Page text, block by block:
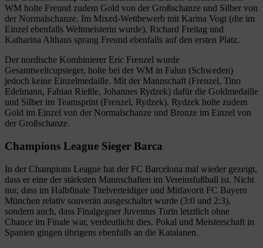
WM holte Freund zudem Gold von der Großschanze und Silber von
der Normalschanze. Im Mixed-Wettbewerb mit Karina Vogt (die im
Einzel ebenfalls Weltmeisterin wurde), Richard Freitag und
Katharina Althaus sprang Freund ebenfalls auf den ersten Platz.
Der nordische Kombinierer Eric Frenzel wurde
Gesamtweltcupsieger, holte bei der WM in Falun (Schweden)
jedoch keine Einzelmedaille. Mit der Mannschaft (Frenzel, Tino
Edelmann, Fabian Rießle, Johannes Rydzek) dafür die Goldmedaille
und Silber im Teamsprint (Frenzel, Rydzek). Rydzek holte zudem
Gold im Einzel von der Normalschanze und Bronze im Einzel von
der Großschanze.
Champions League Sieger Barca
In der Champions League hat der FC Barcelona mal wieder gezeigt,
dass er eine der stärksten Mannschaften im Vereinsfußball ist. Nicht
nur, dass im Halbfinale Titelverteidiger und Mitfavorit FC Bayern
München relativ souverän ausgeschaltet wurde (3:0 und 2:3),
sondern auch, dass Finalgegner Juventus Turin letztlich ohne
Chance im Finale war, verdeutlicht dies. Pokal und Meisterschaft in
Spanien gingen übrigens ebenfalls an die Katalanen.